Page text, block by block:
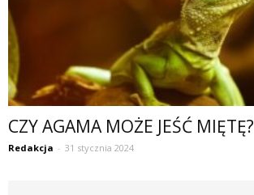
CZY AGAMA MOŻE JEŚĆ MIĘTĘ?
Redakcja - 31 stycznia 2024